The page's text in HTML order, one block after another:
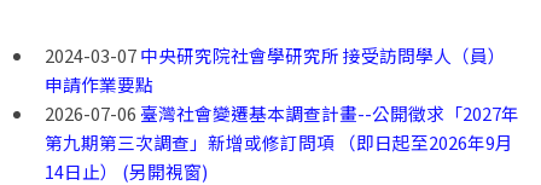
2024-03-07中央研究院社會學研究所 接受訪問學人（員）
申請作業要點
2026-07-06 臺灣社會變遷基本調查計畫--公開徵求「2027年
第九期第三次調查」新增或修訂問項 （即日起至2026年9月
14日止） (另開視窗)